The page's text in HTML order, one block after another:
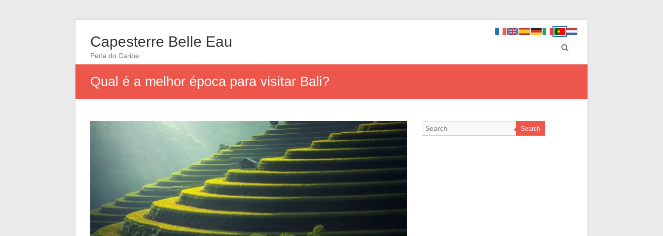
Capesterre Belle Eau
Perla do Caribe
Qual é a melhor época para visitar Bali?
Search